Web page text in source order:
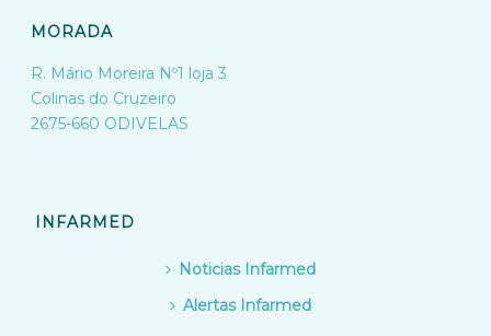
MORADA
R. Mário Moreira Nº1 loja 3
Colinas do Cruzeiro
2675-660 ODIVELAS
INFARMED
Noticias Infarmed
Alertas Infarmed